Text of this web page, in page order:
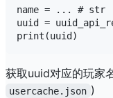
name = ... # str
uuid =
获取uuid对应的玩家
usercache.json )